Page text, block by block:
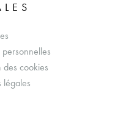
des cookies
légales